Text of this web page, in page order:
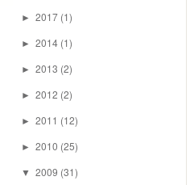
► 2017 (1)
► 2014 (1)
► 2013 (2)
► 2012 (2)
► 2011 (12)
► 2010 (25)
▼ 2009 (31)